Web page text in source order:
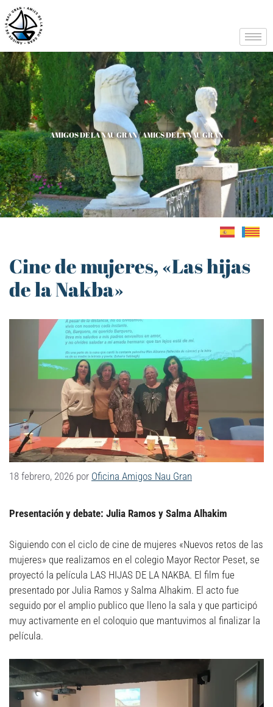
AMIGOS DE LA NAU GRAN / AMICS DE LA NAU GRAN
Cine de mujeres, «Las hijas
de la Nakba»
18 febrero, 2026 por Oficina Amigos Nau Gran
Presentación y debate: Julia Ramos y Salma Alhakim
Siguiendo con el ciclo de cine de mujeres «Nuevos retos de las
mujeres» que realizamos en el colegio Mayor Rector Peset, se
proyectó la película LAS HIJAS DE LA NAKBA. El film fue
presentado por Julia Ramos y Salma Alhakim. El acto fue
seguido por el amplio publico que lleno la sala y que participó
muy activamente en el coloquio que mantuvimos al finalizar la
película.